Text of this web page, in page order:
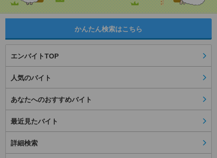
かんたん検索はこちら
エンバイトTOP
人気のバイト
あなたへのおすすめバイト
最近見たバイト
詳細検索